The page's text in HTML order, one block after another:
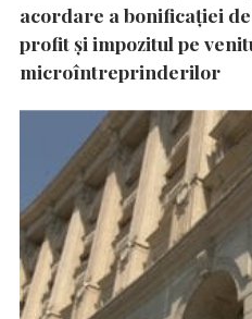
acordare a bonificației
profit și impozitul pe
microîntreprinderilor